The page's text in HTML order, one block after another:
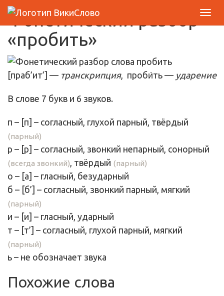
Фонетический разбор
«пробить»
[праб’ит’] — транскрипция, проби́ть — ударение
В слове 7 букв и 6 звуков.
п – [п] – согласный, глухой парный, твёрдый
(парный)
р – [р] – согласный, звонкий непарный, сонорный
(всегда звонкий) твёрдый (парный)
о – [а] – гласный , безударный
б – [б’] – согласный, звонкий парный, мягкий
(парный)
и – [и] – гласный , ударный
т – [т’] – согласный, глухой парный, мягкий
(парный)
ь – не обозначает звука
Похожие слова